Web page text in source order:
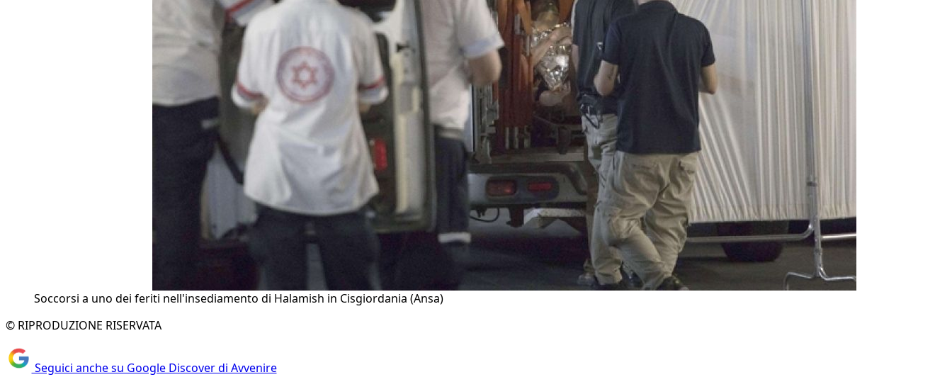
Soccorsi a uno dei feriti nell'insediamento di Halamish in Cisgiordania (Ansa)
© RIPRODUZIONE RISERVATA
Seguici anche su Google Discover di Avvenire